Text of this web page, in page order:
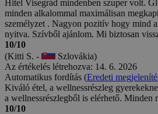
Hitel Visegrád mindenben szuper volt.
minden alkalommal maximálisan
személyzet . Nagyon pozitív hogy mind
nyitva. Szívből ajánlom. Mi biztosan
10/10
(Kitti S. -
Szlovákia)
Az értékelés létrehozva: 14. 6. 2026
Automatikus fordítás (Eredeti
Kiváló étel, a wellnessrészleg
a wellnessrészlegből is elérhető. Minden
10/10